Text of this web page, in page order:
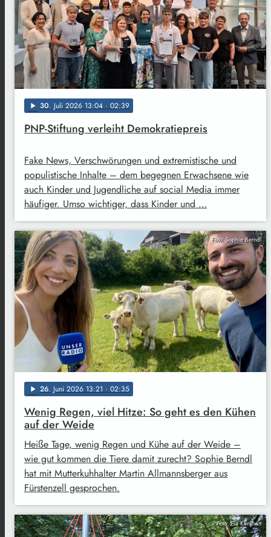
play_arrow 30. Juli 2026 13:04 · 02:39
PNP-Stiftung verleiht Demokratiepreis
Fake News, Verschwörungen und extremistische und
populistische Inhalte – dem begegnen Erwachsene wie
auch Kinder und Jugendliche auf social Media immer
häufiger. Umso wichtiger, dass Kinder und …
Foto: Sophie Berndl
play_arrow 26. Juni 2026 13:21 · 02:35
Wenig Regen, viel Hitze: So geht es den Kühen
auf der Weide
Heiße Tage, wenig Regen und Kühe auf der Weide –
wie gut kommen die Tiere damit zurecht? Sophie Berndl
hat mit Mutterkuhhalter Martin Allmannsberger aus
Fürstenzell gesprochen.
Foto: Pia Klinkhart